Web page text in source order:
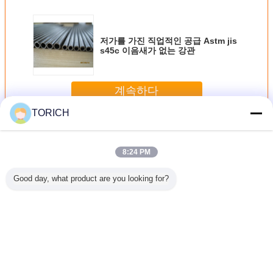
저가를 가진 직업적인 공급 Astm jis
s45c 이음새가 없는 강관
계속하다
더 많은 것
TORICH
8:24 PM
Good day, what product are you looking for?